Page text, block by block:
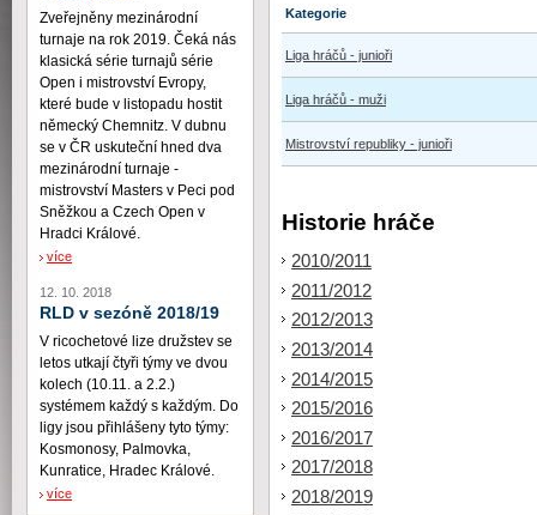
Kategorie
Liga hráčů - junioři
Liga hráčů - muži
Mistrovství republiky - junioři
Historie hráče
2010/2011
2011/2012
2012/2013
2013/2014
2014/2015
2015/2016
2016/2017
2017/2018
2018/2019
Zveřejněny mezinárodní
turnaje na rok 2019. Čeká nás
klasická série turnajů série
Open i mistrovství Evropy,
které bude v listopadu hostit
německý Chemnitz. V dubnu
se v ČR uskuteční hned dva
mezinárodní turnaje -
mistrovství Masters v Peci pod
Sněžkou a Czech Open v
Hradci Králové.
více
12. 10. 2018
RLD v sezóně 2018/19
V ricochetové lize družstev se
letos utkají čtyři týmy ve dvou
kolech (10.11. a 2.2.)
systémem každý s každým. Do
ligy jsou přihlášeny tyto týmy:
Kosmonosy, Palmovka,
Kunratice, Hradec Králové.
více